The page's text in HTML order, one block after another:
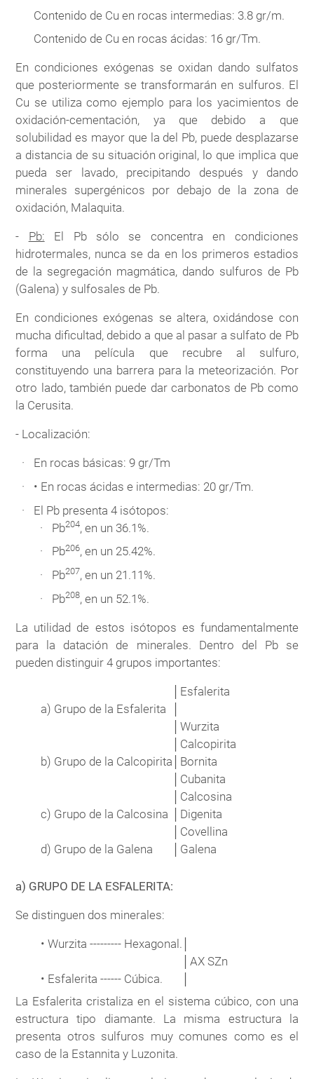
Contenido de Cu en rocas intermedias: 3.8 gr/m.
Contenido de Cu en rocas ácidas: 16 gr/Tm.
En condiciones exógenas se oxidan dando sulfatos
que posteriormente se transformarán en sulfuros. El
Cu se utiliza como ejemplo para los yacimientos de
oxidación-cementación, ya que debido a que
solubilidad es mayor que la del Pb, puede desplazarse
a distancia de su situación original, lo que implica que
pueda ser lavado, precipitando después y dando
minerales supergénicos por debajo de la zona de
oxidación, Malaquita.
- Pb: El Pb sólo se concentra en condiciones
hidrotermales, nunca se da en los primeros estadios
de la segregación magmática, dando sulfuros de Pb
(Galena) y sulfosales de Pb.
En condiciones exógenas se altera, oxidándose con
mucha dificultad, debido a que al pasar a sulfato de Pb
forma una película que recubre al sulfuro,
constituyendo una barrera para la meteorización. Por
otro lado, también puede dar carbonatos de Pb como
la Cerusita.
- Localización:
En rocas básicas: 9 gr/Tm
• En rocas ácidas e intermedias: 20 gr/Tm.
El Pb presenta 4 isótopos:
Pb204, en un 36.1%.
Pb206, en un 25.42%.
Pb207, en un 21.11%.
Pb208, en un 52.1%.
La utilidad de estos isótopos es fundamentalmente
para la datación de minerales. Dentro del Pb se
pueden distinguir 4 grupos importantes:
Esfalerita
a) Grupo de la Esfalerita
│Wurzita
Calcopirita
b) Grupo de la Calcopirita
Bornita
Cubanita
Calcosina
c) Grupo de la Calcosina
Digenita
Covellina
d) Grupo de la Galena Galena
a) GRUPO DE LA ESFALERITA:
Se distinguen dos minerales:
• Wurzita --------- Hexagonal.
│AX SZn
• Esfalerita ------ Cúbica.
La Esfalerita cristaliza en el sistema cúbico, con una
estructura tipo diamante. La misma estructura la
presenta otros sulfuros muy comunes como es el
caso de la Estannita y Luzonita.